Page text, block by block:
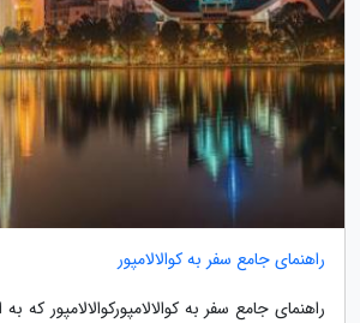
راهنمای جامع سفر به کوالالامپور